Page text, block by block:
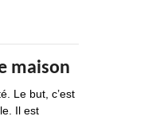
maison
Le but, c’est
Il est